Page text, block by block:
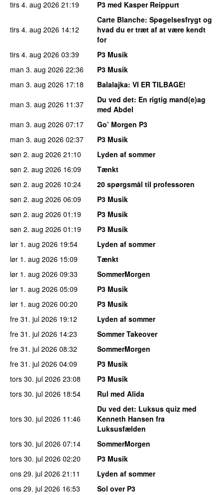
tirs 4. aug 2026 21:19 P3 med Kasper Reippurt
tirs 4. aug 2026 14:12
Carte Blanche: Spøgelsesfrygt og
hvad du er træt af at være kendt
for
tirs 4. aug 2026 03:39
P3 Musik
man 3. aug 2026 22:36
P3 Musik
man 3. aug 2026 17:18 Balalajka: VI ER TILBAGE!
man 3. aug 2026 11:37 Du ved det: En rigtig mand(e)ag
med Abdel
man 3. aug 2026 07:17
Go’ Morgen P3
man 3. aug 2026 02:37
P3 Musik
søn 2. aug 2026 21:10
Lyden af sommer
søn 2. aug 2026 16:09
Tænkt
søn 2. aug 2026 10:24
20 spørgsmål til professoren
søn 2. aug 2026 06:09
P3 Musik
søn 2. aug 2026 01:19
P3 Musik
søn 2. aug 2026 01:19
P3 Musik
lør 1. aug 2026 19:54
Lyden af sommer
lør 1. aug 2026 15:09
Tænkt
lør 1. aug 2026 09:33
SommerMorgen
lør 1. aug 2026 05:09
P3 Musik
lør 1. aug 2026 00:20
P3 Musik
fre 31. jul 2026 19:12
Lyden af sommer
fre 31. jul 2026 14:23
Sommer Takeover
fre 31. jul 2026 08:32
SommerMorgen
fre 31. jul 2026 04:09
P3 Musik
tors 30. jul 2026 23:08
P3 Musik
tors 30. jul 2026 18:54 Rul med Alida
tors 30. jul 2026 11:46
Du ved det: Luksus quiz med
Kenneth Hansen fra
Luksusfælden
tors 30. jul 2026 07:14
SommerMorgen
tors 30. jul 2026 02:20
P3 Musik
ons 29. jul 2026 21:11
Lyden af sommer
ons 29. jul 2026 16:53
Sol over P3